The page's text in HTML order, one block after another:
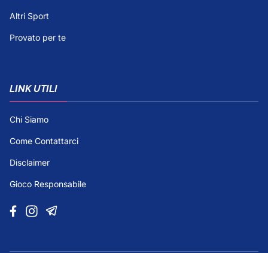
Altri Sport
Provato per te
LINK UTILI
Chi Siamo
Come Contattarci
Disclaimer
Gioco Responsabile